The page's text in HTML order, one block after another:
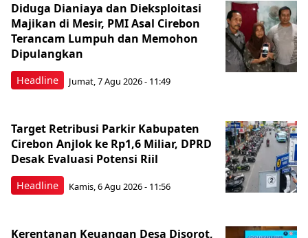
Headline
Diduga Dianiaya dan Dieksploitasi
Majikan di Mesir, PMI Asal Cirebon
Terancam Lumpuh dan Memohon
Dipulangkan
Jumat, 7 Agu 2026 - 11:49
Headline
Target Retribusi Parkir Kabupaten
Cirebon Anjlok ke Rp1,6 Miliar, DPRD
Desak Evaluasi Potensi Riil
Kamis, 6 Agu 2026 - 11:56
Kerentanan Keuangan Desa Disorot,